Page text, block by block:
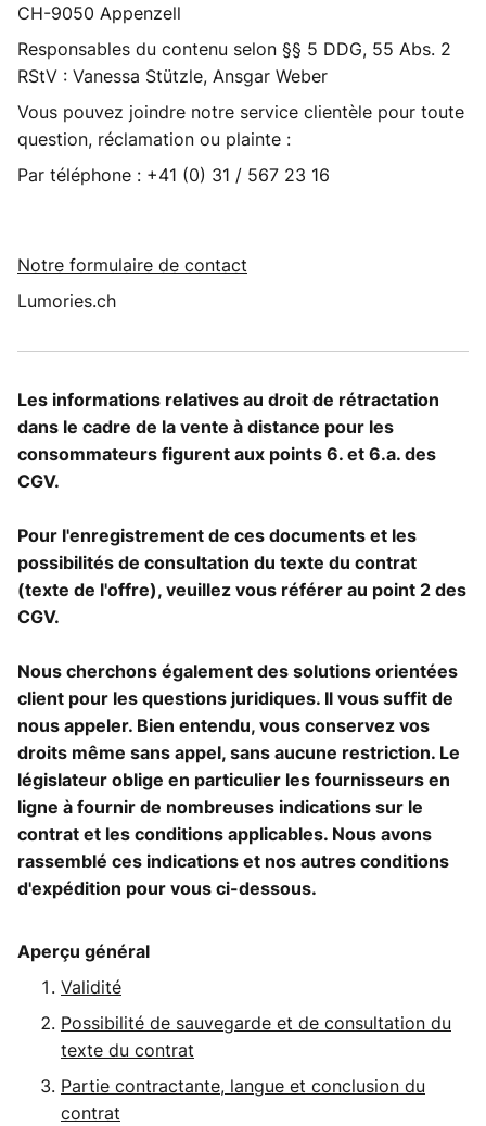
CH-9050 Appenzell
Responsables du contenu selon §§ 5 DDG, 55 Abs. 2
RStV : Vanessa Stützle, Ansgar Weber
Vous pouvez joindre notre service clientèle pour toute
question, réclamation ou plainte :
Par téléphone : +41 (0) 31 / 567 23 16
Notre formulaire de contact
Lumories.ch
Les informations relatives au droit de rétractation
dans le cadre de la vente à distance pour les
consommateurs figurent aux points 6. et 6.a. des
CGV.
Pour l'enregistrement de ces documents et les
possibilités de consultation du texte du contrat
(texte de l'offre), veuillez vous référer au point 2 des
CGV.
Nous cherchons également des solutions orientées
client pour les questions juridiques. Il vous suffit de
nous appeler. Bien entendu, vous conservez vos
droits même sans appel, sans aucune restriction. Le
législateur oblige en particulier les fournisseurs en
ligne à fournir de nombreuses indications sur le
contrat et les conditions applicables. Nous avons
rassemblé ces indications et nos autres conditions
d'expédition pour vous ci-dessous.
Aperçu général
Validité
Possibilité de sauvegarde et de consultation du
texte du contrat
Partie contractante, langue et conclusion du
contrat